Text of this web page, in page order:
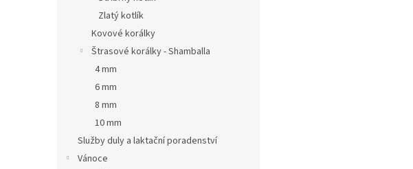
Zlatý kotlík
Kovové korálky
Štrasové korálky - Shamballa
4 mm
6 mm
8 mm
10 mm
Služby duly a laktační poradenství
Vánoce